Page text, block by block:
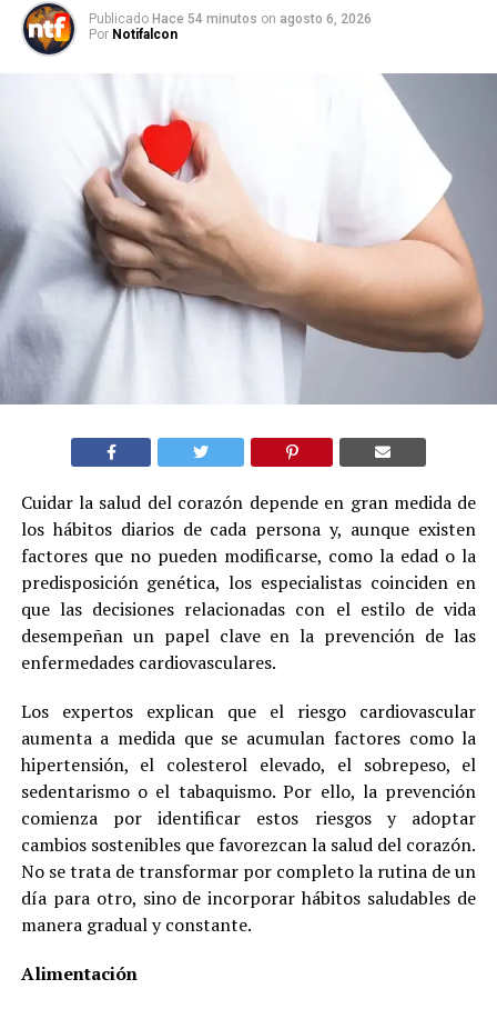
Publicado Hace 54 minutos on agosto 6, 2026
Por Notifalcon
Cuidar la salud del corazón depende en gran medida de
los hábitos diarios de cada persona y, aunque existen
factores que no pueden modificarse, como la edad o la
predisposición genética, los especialistas coinciden en
que las decisiones relacionadas con el estilo de vida
desempeñan un papel clave en la prevención de las
enfermedades cardiovasculares.
Los expertos explican que el riesgo cardiovascular
aumenta a medida que se acumulan factores como la
hipertensión, el colesterol elevado, el sobrepeso, el
sedentarismo o el tabaquismo. Por ello, la prevención
comienza por identificar estos riesgos y adoptar
cambios sostenibles que favorezcan la salud del corazón.
No se trata de transformar por completo la rutina de un
día para otro, sino de incorporar hábitos saludables de
manera gradual y constante.
Alimentación